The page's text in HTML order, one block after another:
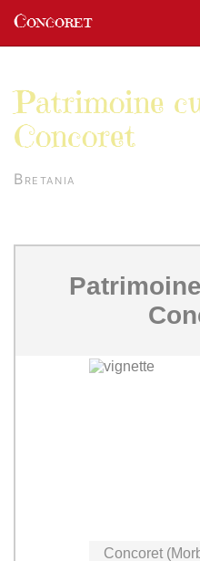
Concoret
Patrimoine
Concoret
Bretania
Panneau de gestion des